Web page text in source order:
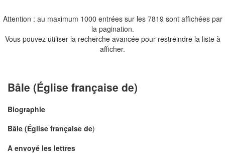
Attention : au maximum 1000 entrées sur les 7819 sont affichées par
la pagination.
Vous pouvez utiliser la recherche avancée pour restreindre la liste à
afficher.
Bâle (Église française de)
Biographie
Bâle (Église française de)
A envoyé les lettres